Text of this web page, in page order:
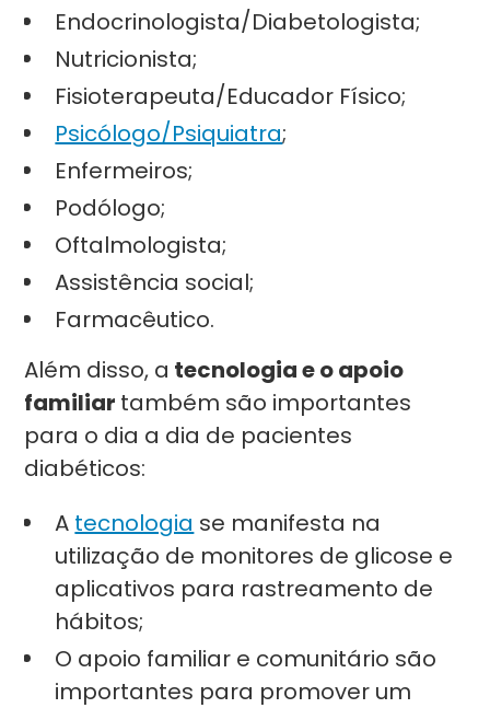
Endocrinologista/Diabetologista;
Nutricionista;
Fisioterapeuta/Educador Físico;
Psicólogo/Psiquiatra;
Enfermeiros;
Podólogo;
Oftalmologista;
Assistência social;
Farmacêutico.
Além disso, a tecnologia e o apoio
familiar também são importantes
para o dia a dia de pacientes
diabéticos:
A tecnologia se manifesta na
utilização de monitores de glicose e
aplicativos para rastreamento de
hábitos;
O apoio familiar e comunitário são
importantes para promover um